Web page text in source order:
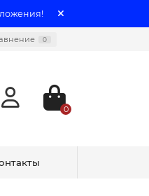
0
0